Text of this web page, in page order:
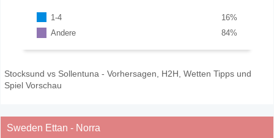
1-4 %
16
Andere
%
84
Stocksund vs Sollentuna - Vorhersagen, H2H, Wetten Tipps und
Spiel Vorschau
Sweden Ettan - Norra